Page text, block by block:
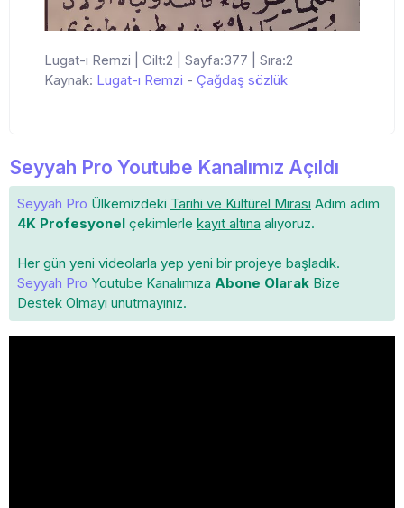
Lugat-ı Remzi | Cilt:2 | Sayfa:377 | Sıra:2
Kaynak: Lugat-ı Remzi - Çağdaş sözlük
Seyyah Pro Youtube Kanalımız Açıldı
Seyyah Pro Ülkemizdeki Tarihi ve Kültürel Mirası Adım adım
4K Profesyonel çekimlerle kayıt altına alıyoruz.
Her gün yeni videolarla yep yeni bir projeye başladık.
Seyyah Pro Youtube Kanalımıza Abone Olarak Bize
Destek Olmayı unutmayınız.